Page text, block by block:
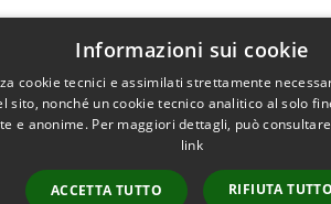
Informazioni sui cookie
cookie tecnici e assimilati strettamente
sito, nonché un cookie tecnico analitico al solo
e anonime. Per maggiori dettagli, può
link
ACCETTA TUTTO RIFIUTA